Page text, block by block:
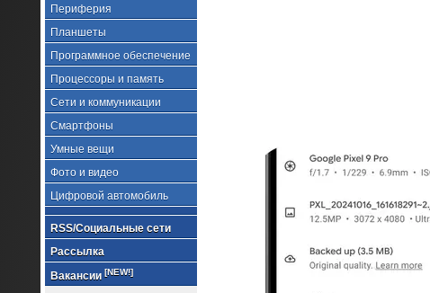
Периферия
Планшеты
Программное обеспечение
Процессоры и память
Сети и коммуникации
Смартфоны
Умные вещи
Фото и видео
Цифровой автомобиль
RSS/Социальные сети
Рассылка
Вакансии [NEW!]